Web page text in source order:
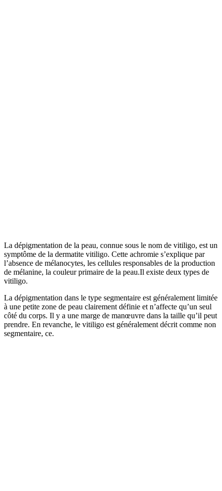
La dépigmentation de la peau, connue sous le nom de vitiligo, est un
symptôme de la dermatite vitiligo. Cette achromie s’explique par
l’absence de mélanocytes, les cellules responsables de la production
de mélanine, la couleur primaire de la peau.Il existe deux types de
vitiligo.
La dépigmentation dans le type segmentaire est généralement limitée
à une petite zone de peau clairement définie et n’affecte qu’un seul
côté du corps. Il y a une marge de manœuvre dans la taille qu’il peut
prendre. En revanche, le vitiligo est généralement décrit comme non
segmentaire, ce.